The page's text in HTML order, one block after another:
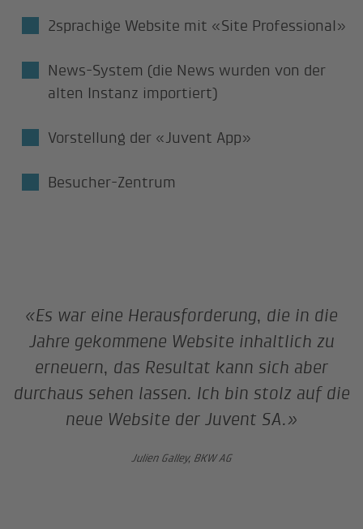
2sprachige Website mit «Site Professional»
News-System (die News wurden von der
alten Instanz importiert)
Vorstellung der «Juvent App»
Besucher-Zentrum
«Es war eine Herausforderung, die in die
Jahre gekommene Website inhaltlich zu
erneuern, das Resultat kann sich aber
durchaus sehen lassen. Ich bin stolz auf die
neue Website der Juvent SA.»
Julien Galley, BKW AG